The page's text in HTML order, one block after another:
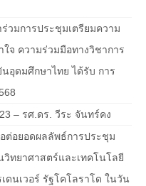
วมการประชุมเตรียมความ
จ ความร่วมมือทางวิชาการ
อุดมศึกษาไทย ได้รับ การ
– รศ.ดร. วีระ จันทร์คง
ต่อยอดผลลัพธ์การประชุม
ทยาศาสตร์และเทคโนโลยี
ดนเวอร์ รัฐโคโลราโด ในวัน